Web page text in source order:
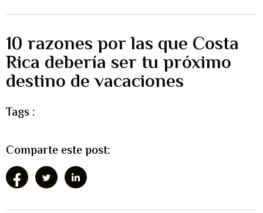
10 razones por las que Costa
Rica debería ser tu próximo
destino de vacaciones
Tags :
Comparte este post: